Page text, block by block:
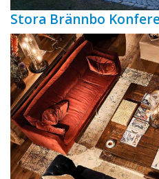
Stora Brännbo